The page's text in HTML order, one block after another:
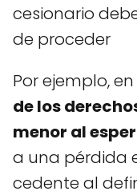
cesionario
de proceder
Por ejemplo,
de los
menor al
a una pérdida
cedente al